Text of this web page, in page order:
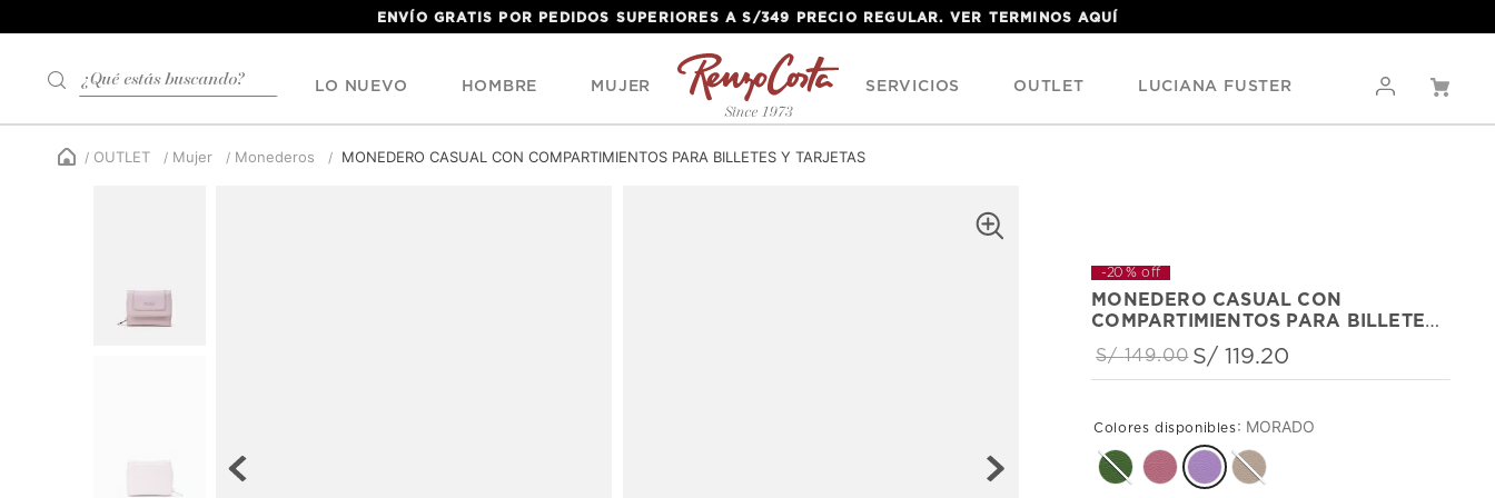
ENVÍO GRATIS POR PEDIDOS SUPERIORES A S/349 PRECIO REGULAR. VER TERMINOSAQUÍ
LO NUEVO HOMBRE MUJER SERVICIOS OUTLET LUCIANA FUSTER
OUTLET Mujer Monederos MONEDERO CASUAL CON COMPARTIMIENTOS PARA BILLETES Y TARJETAS
-20 % off
MONEDERO CASUAL CON
COMPARTIMIENTOS PARA BILLETES
S/ 149.00 S/ 119.20
: MORADO